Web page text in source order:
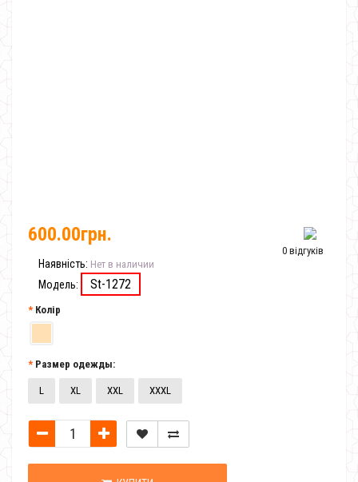
0 відгуків
600.00грн.
Наявність: Нет в наличии
Модель: St-1272
Колір
Размер одежды:
L XL XXL XXXL